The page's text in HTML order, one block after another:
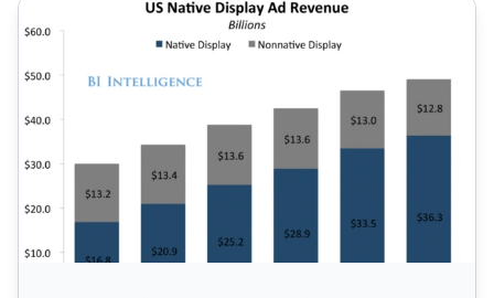
7 sposobów na promowanie produktów e-commerce